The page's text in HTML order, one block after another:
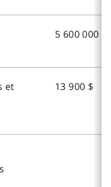
5 600 000 $
et
13 900 $